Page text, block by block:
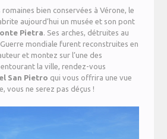
bien conservées à Vérone, le
aujourd’hui un musée et son pont
Pietra. Ses arches, détruites au
mondiale furent reconstruites en
et montez sur l’une des
la ville, rendez-vous
San Pietro qui vous offrira une vue
vous ne serez pas déçus !